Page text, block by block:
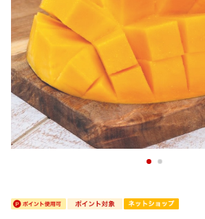
1 2